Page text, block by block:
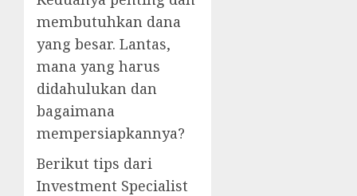
membutuhkan dana
yang besar. Lantas,
mana yang harus
didahulukan dan
bagaimana
mempersiapkannya?
Berikut tips dari
Investment Specialist